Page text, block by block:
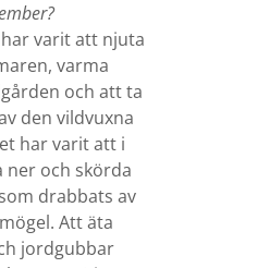
varit att njuta
varma
och att ta
den vildvuxna
har varit att i
ner och skörda
drabbats av
Att äta
jordgubbar